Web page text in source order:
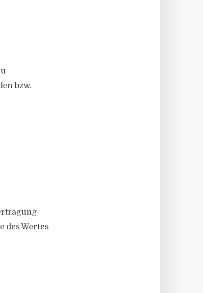
bzw.
des Wertes